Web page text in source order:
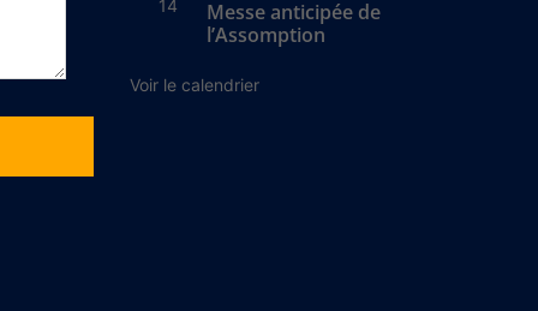
14
Messe anticipée de
l’Assomption
Voir le calendrier